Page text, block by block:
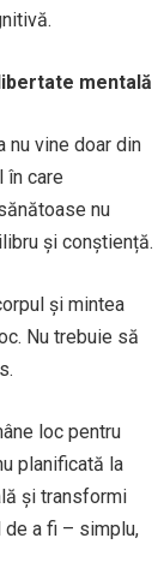
mentală
nu vine doar din
în care
nu
și conștiență.
și mintea
Nu trebuie să
loc pentru
planificată la
și transformi
a fi – simplu,